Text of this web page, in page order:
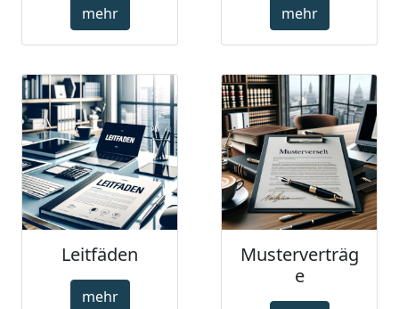
mehr mehr
Leitfäden
mehr
Musterverträg
e